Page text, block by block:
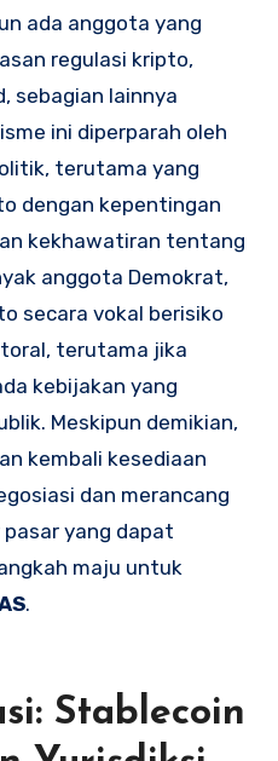
ada anggota yang
regulasi kripto,
sebagian lainnya
ini diperparah oleh
terutama yang
dengan kepentingan
kekhawatiran tentang
anggota Demokrat,
secara vokal berisiko
terutama jika
kebijakan yang
Meskipun demikian,
kembali kesediaan
dan merancang
yang dapat
maju untuk
.
Stablecoin